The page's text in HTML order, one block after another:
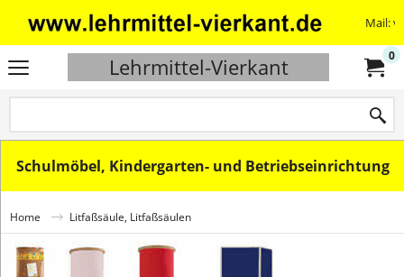
Mail:
Lehrmittel-Vierkant 0
Schulmöbel, Kindergarten- und Betriebseinrichtung
Home Litfaßsäule, Litfaßsäulen